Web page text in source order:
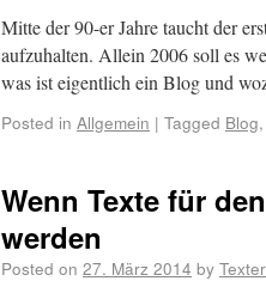
Mitte der 90-er Jahre taucht der
aufzuhalten. Allein 2006 soll es
was ist eigentlich ein Blog und
Posted in Allgemein | Tagged Blog,
Wenn Texte für
werden
Posted on 27. März 2014 by